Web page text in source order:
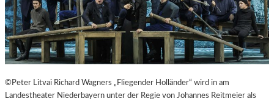
©Peter Litvai Richard Wagners „Fliegender Holländer“ wird in am
Landestheater Niederbayern unter der Regie von Johannes Reitmeier als